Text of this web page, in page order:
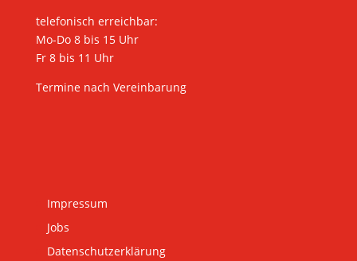
telefonisch erreichbar:
Mo-Do 8 bis 15 Uhr
Fr 8 bis 11 Uhr
Termine nach Vereinbarung
Impressum
Jobs
Datenschutzerklärung